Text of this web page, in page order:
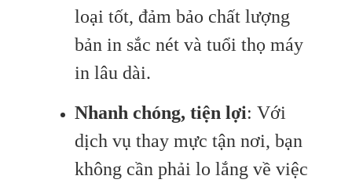
loại tốt, đảm bảo chất lượng
bản in sắc nét và tuổi thọ máy
in lâu dài.
Nhanh chóng, tiện lợi: Với
dịch vụ thay mực tận nơi, bạn
không cần phải lo lắng về việc